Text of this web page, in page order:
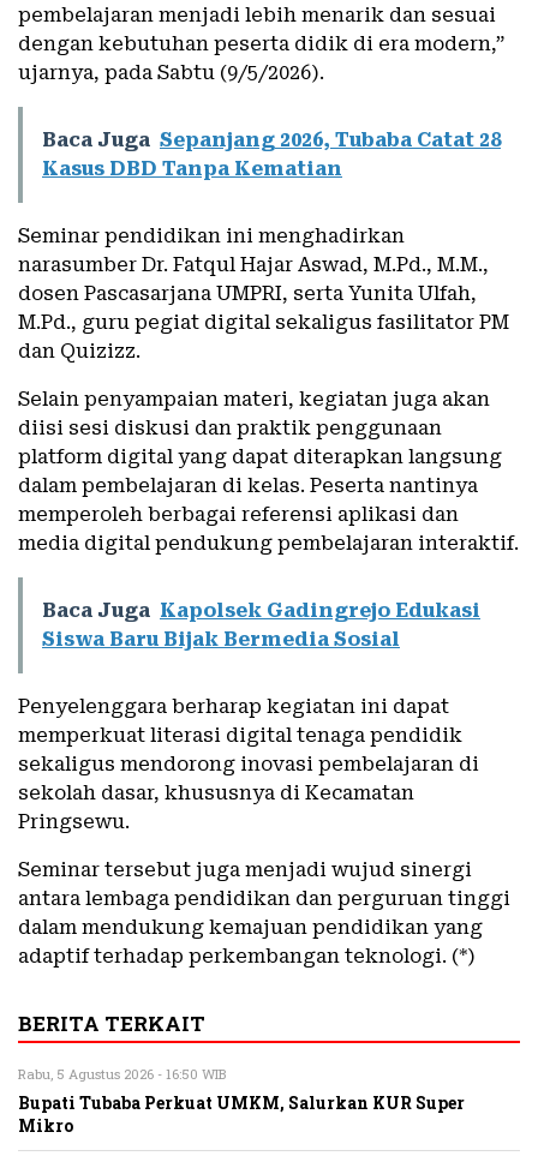
pembelajaran menjadi lebih menarik dan sesuai
dengan kebutuhan peserta didik di era modern,”
ujarnya, pada Sabtu (9/5/2026).
Baca Juga Sepanjang 2026, Tubaba Catat 28
Kasus DBD Tanpa Kematian
Seminar pendidikan ini menghadirkan
narasumber Dr. Fatqul Hajar Aswad, M.Pd., M.M.,
dosen Pascasarjana UMPRI, serta Yunita Ulfah,
M.Pd., guru pegiat digital sekaligus fasilitator PM
dan Quizizz.
Selain penyampaian materi, kegiatan juga akan
diisi sesi diskusi dan praktik penggunaan
platform digital yang dapat diterapkan langsung
dalam pembelajaran di kelas. Peserta nantinya
memperoleh berbagai referensi aplikasi dan
media digital pendukung pembelajaran interaktif.
Baca Juga Kapolsek Gadingrejo Edukasi
Siswa Baru Bijak Bermedia Sosial
Penyelenggara berharap kegiatan ini dapat
memperkuat literasi digital tenaga pendidik
sekaligus mendorong inovasi pembelajaran di
sekolah dasar, khususnya di Kecamatan
Pringsewu.
Seminar tersebut juga menjadi wujud sinergi
antara lembaga pendidikan dan perguruan tinggi
dalam mendukung kemajuan pendidikan yang
adaptif terhadap perkembangan teknologi. (*)
BERITA TERKAIT
Rabu, 5 Agustus 2026 - 16:50 WIB
Bupati Tubaba Perkuat UMKM, Salurkan KUR Super
Mikro